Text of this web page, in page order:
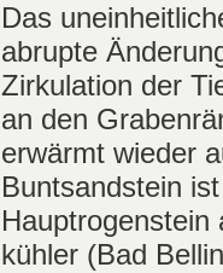
Das
abrupte
Zirkulation der
an den
erwärmt wieder
Buntsandstein
Hauptrogenstein
kühler (Bad